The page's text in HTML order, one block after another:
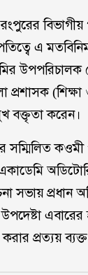
এ
প্রশাসক
বক্তৃতা করেন।
সম্মিলিত কওমী
সভায় প্রধান
প্রত্যয়